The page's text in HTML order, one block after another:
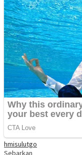
hmisulutgo
Sebarkan